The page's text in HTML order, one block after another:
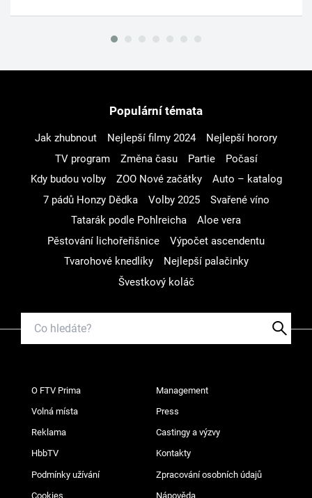
Populární témata
Jak zhubnout Nejlepší filmy 2024
Nejlepší horory
TV program
Změna času Partie
Počasí
Kdy budou volby
ZOO Nové začátky
Auto – katalog
7 pádů Honzy Dědka
Volby 2025
Svařené víno
Tatarák podle Pohlreicha
Aloe vera
Pěstování lichořeřišnice
Výpočet ascendentu
Tvarohové knedlíky
Nejlepší palačinky
Švestkový koláč
O FTV Prima Management
Volná místa Press
Reklama Castingy a výzvy
HbbTV Kontakty
Podmínky užívání Zpracování osobních údajů
Cookies Nápověda